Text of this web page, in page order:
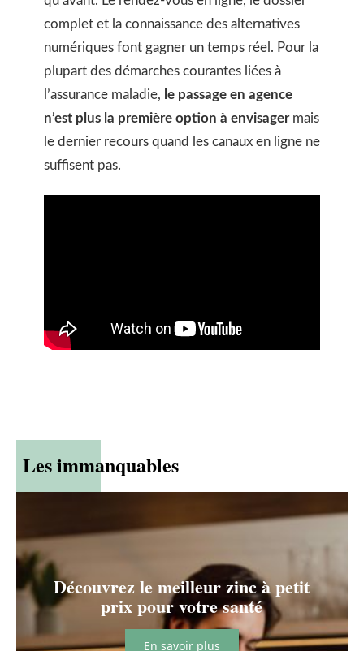
complet et la connaissance des alternatives
numériques font gagner un temps réel. Pour la
plupart des démarches courantes liées à
l’assurance maladie, le passage en agence
n’est plus la première option à envisagermais
le dernier recours quand les canaux en ligne ne
suffisent pas.
Les immanquables
Découvrez le meilleur zinc à petit
prix pour votre santé
En savoir plus